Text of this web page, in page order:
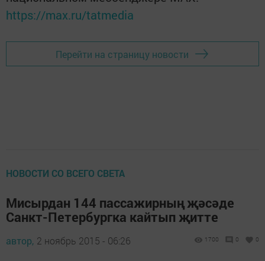
https://max.ru/tatmedia
Перейти на страницу новости
НОВОСТИ СО ВСЕГО СВЕТА
Мисырдан 144 пассажирның җәсәде
Санкт-Петербургка кайтып җитте
автор, 2 ноябрь 2015 - 06:26 1700 0 0